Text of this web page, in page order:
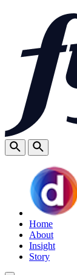
Home
About
Insight
Story